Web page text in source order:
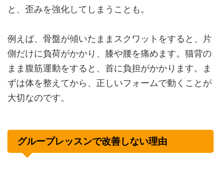
と、歪みを強化してしまうことも。
例えば、骨盤が傾いたままスクワットをすると、片
側だけに負荷がかかり、膝や腰を痛めます。猫背の
まま腹筋運動をすると、首に負担がかかります。ま
ずは体を整えてから、正しいフォームで動くことが
大切なのです。
グループレッスンで改善しない理由